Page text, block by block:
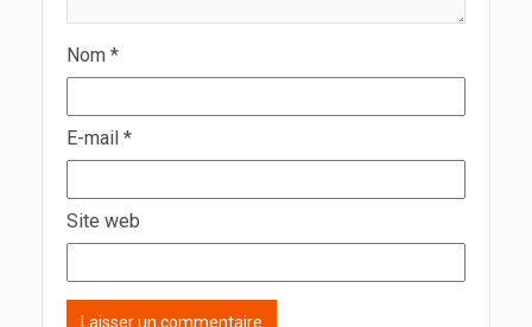
Nom *
E-mail *
Site web